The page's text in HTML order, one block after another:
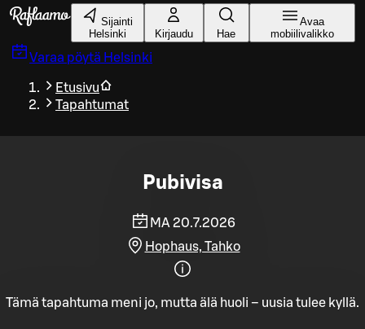
Siirry pääsisältöön
Sijainti
Helsinki
Kirjaudu Hae
Avaa
mobiilivalikko
Varaa pöytä Helsinki
Etusivu
Tapahtumat
Pubivisa
MA 20.7.2026
Hophaus, Tahko
Tämä tapahtuma meni jo, mutta älä huoli – uusia tulee kyllä.